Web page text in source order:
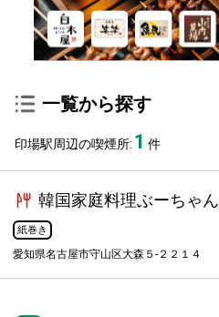
一覧から探す
印場駅周辺の喫煙所: 1 件
韓国家庭料理ぶーちゃん
紙巻き
愛知県名古屋市守山区大森５-２２１４